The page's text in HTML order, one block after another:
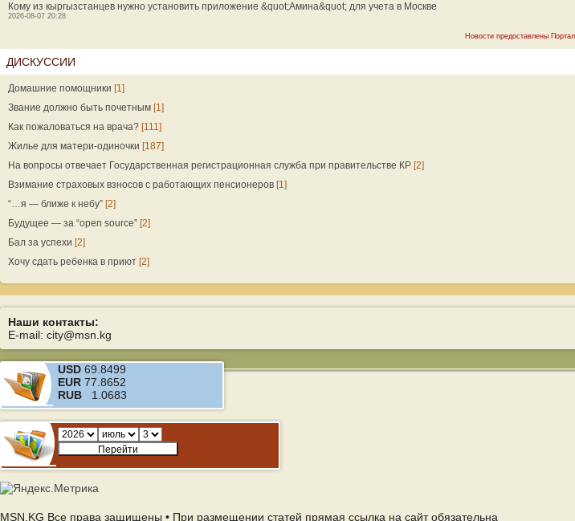
Кому из кыргызстанцев нужно установить приложение &quot;Амина&quot; для учета в Москве
2026-08-07 20:28
Новости предоставлены
ДИСКУССИИ
Домашние помощники [1]
Звание должно быть почетным [1]
Как пожаловаться на врача? [111]
Жилье для матери-одиночки [187]
На вопросы отвечает Государственная регистрационная служба при правительстве КР [2]
Взимание страховых взносов с работающих пенсионеров [1]
“…я — ближе к небу” [2]
Будущее — за “open source” [2]
Бал за успехи [2]
Хочу сдать ребенка в приют [2]
Наши контакты:
E-mail: city@msn.kg
USD 69.8499
EUR 77.8652
RUB 1.0683
MSN.KG Все права защищены • При размещении статей прямая ссылка на сайт обязательна